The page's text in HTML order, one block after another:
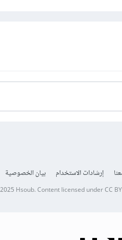
إرشادات الاستخدام بيان الخصوصية
Hsoub.Content licensed underCC